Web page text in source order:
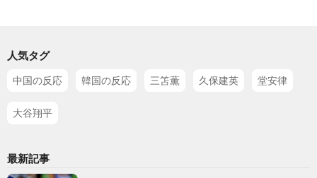
人気タグ
中国の反応 韓国の反応 三笘薫 久保建英 堂安律
大谷翔平
最新記事